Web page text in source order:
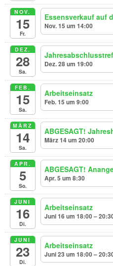
NOV.
15
Fr.
Essensverkauf auf
Nov. 15 um 14:00
DEZ.
28
Sa.
Dez. 28 um 19:00
FEB.
15
Sa.
Arbeitseinsatz
Feb. 15 um 9:00
MÄRZ
14
Sa.
ABGESAGT!
März 14 um 20:00
APR.
5
So.
ABGESAGT!
Apr. 5 um 8:30
JUNI
16
Di.
Arbeitseinsatz
Juni 16 um 18:00 –
JUNI
23
Di.
Arbeitseinsatz
Juni 23 um 18:00 –